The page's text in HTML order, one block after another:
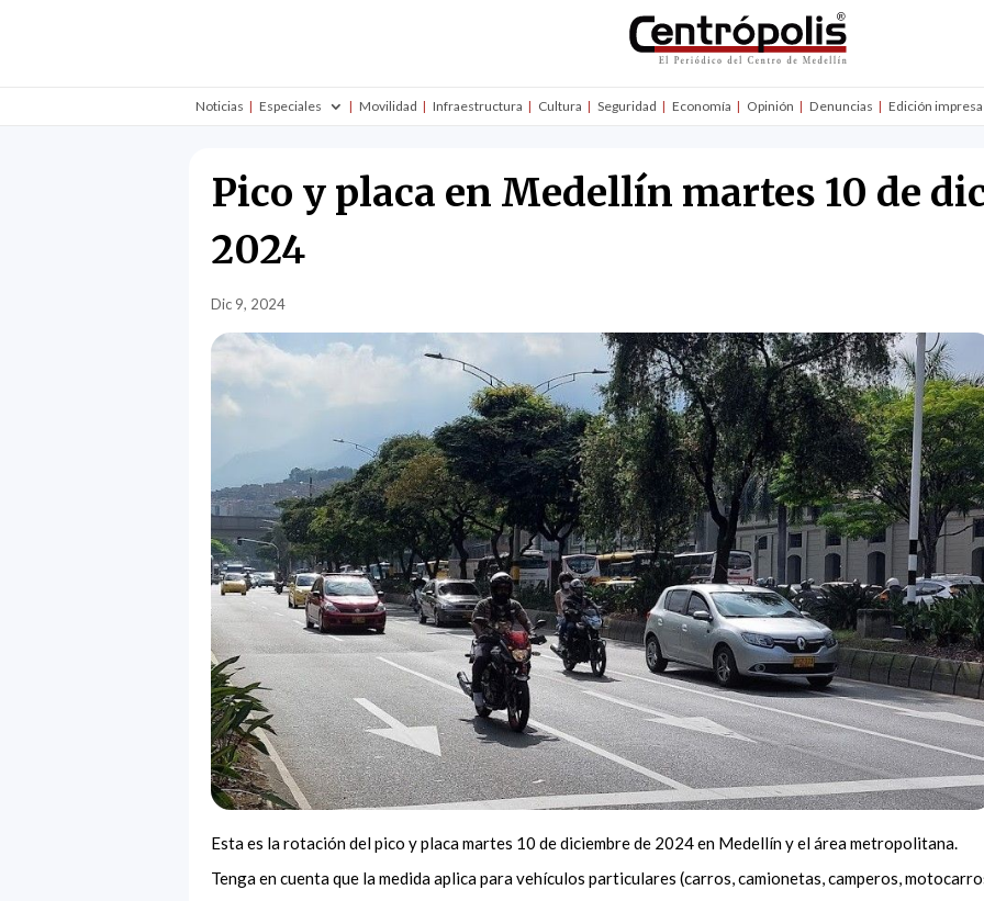
Noticias Especiales Movilidad Infraestructura Cultura Seguridad Economía Opinión Denuncias Edición impresa
Pico y placa en Medellín martes 10 de
2024
Dic 9, 2024
Esta es la rotación del pico y placa martes 10 de diciembre de 2024 en Medellín y el área metropolitana.
Tenga en cuenta que la medida aplica para vehículos particulares (carros, camionetas, camperos,